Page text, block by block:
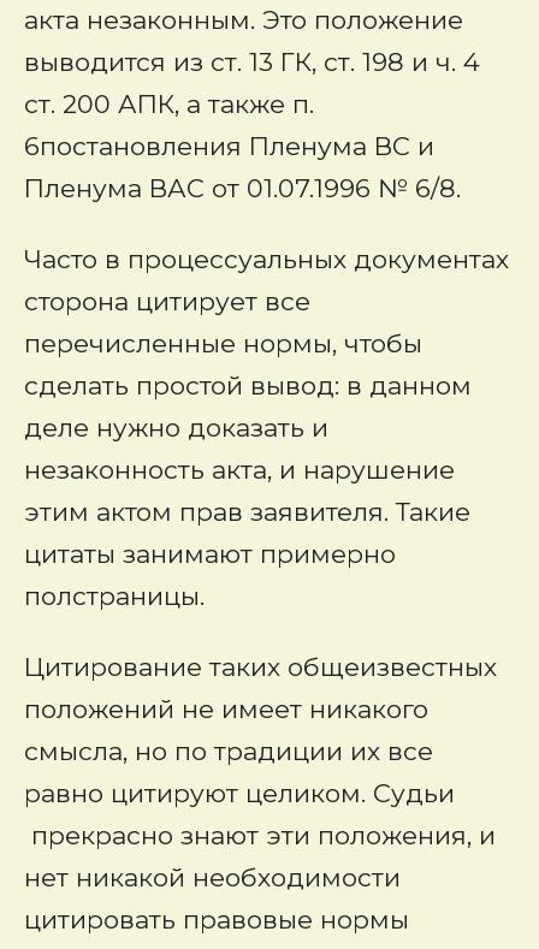
акта незаконным. Это положение
выводится из ст. 13 ГК, ст. 198 и ч. 4
ст. 200 АПК, а также п.
6постановления Пленума ВС и
Пленума ВАС от 01.07.1996 № 6/8.
Часто в процессуальных документах
сторона цитирует все
перечисленные нормы, чтобы
сделать простой вывод: в данном
деле нужно доказать и
незаконность акта, и нарушение
этим актом прав заявителя. Такие
цитаты занимают примерно
полстраницы.
Цитирование таких общеизвестных
положений не имеет никакого
смысла, но по традиции их все
равно цитируют целиком. Судьи
прекрасно знают эти положения, и
нет никакой необходимости
цитировать правовые нормы